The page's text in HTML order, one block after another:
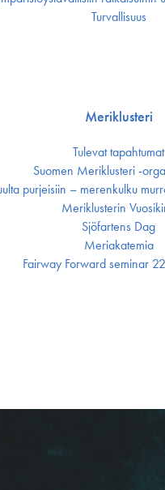
Turvallisuus
Meriklusteri
Tulevat tapahtumat
Suomen Meriklusteri -
purjeisiin – merenkulku
Meriklusterin
Sjöfartens Dag
Meriakatemia
Fairway Forward seminar